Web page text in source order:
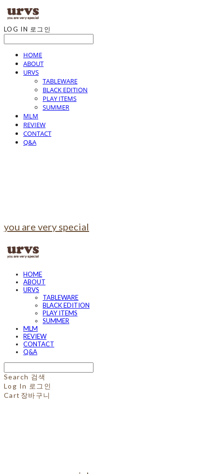
LOG IN 로그인
HOME
ABOUT
URVS
TABLEWARE
BLACK EDITION
PLAY ITEMS
SUMMER
MLM
REVIEW
CONTACT
Q&A
you are very special
HOME
ABOUT
URVS
TABLEWARE
BLACK EDITION
PLAY ITEMS
SUMMER
MLM
REVIEW
CONTACT
Q&A
Search 검색
Log In 로그인
Cart 장바구니